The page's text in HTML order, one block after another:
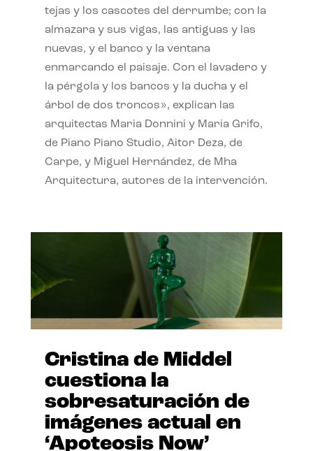
tejas y los cascotes del derrumbe; con la
almazara y sus vigas, las antiguas y las
nuevas, y el banco y la ventana
enmarcando el paisaje. Con el lavadero y
la pérgola y los bancos y la ducha y el
árbol de dos troncos», explican las
arquitectas Maria Donnini y Maria Grifo,
de Piano Piano Studio, Aitor Deza, de
Carpe, y Miguel Hernández, de Mha
Arquitectura, autores de la intervención.
Cristina de Middel
cuestiona la
sobresaturación de
imágenes actual en
‘Apoteosis Now’